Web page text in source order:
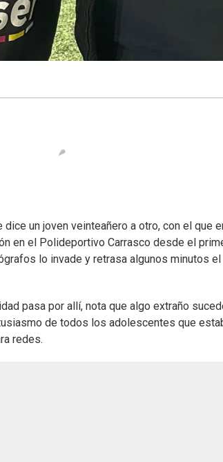
un joven veinteañero a otro, con el que
en el Polideportivo Carrasco desde el
lo invade y retrasa algunos minutos
pasa por allí, nota que algo extraño
de todos los adolescentes que
redes.